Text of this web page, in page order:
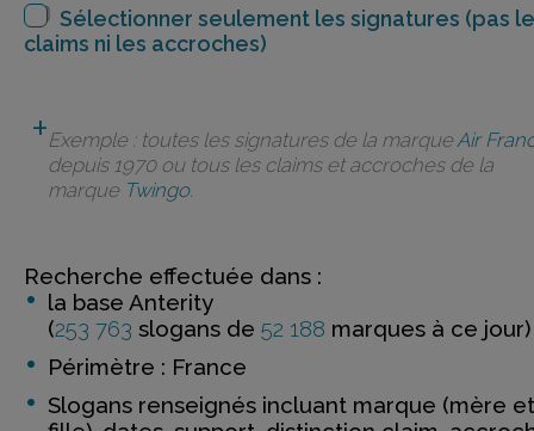
Sélectionner seulement les signatures (pas
claims ni les accroches)
Exemple : toutes les signatures de la marqueAir
depuis 1970 ou tous les claims et accroches de la
marque Twingo.
Recherche effectuée dans :
la base Anterity
(253 763 slogans de 52 188 marques à ce jour)
Périmètre : France
Slogans renseignés incluant marque (mère et